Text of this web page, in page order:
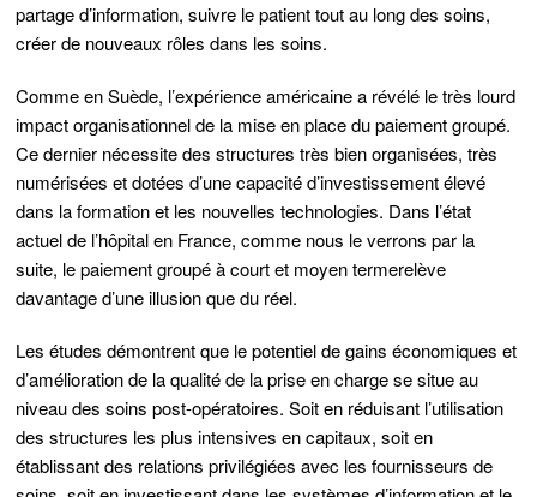
partage d’information,suivre le patient tout au long des soins,
créer de nouveaux rôles dans les soins.
Comme en Suède, l’expérience américaine a révélé le très lourd
impact organisationnel de la mise en place du paiement groupé.
Ce dernier nécessite des structures très bien organisées, très
numérisées et dotées d’une capacité d’investissement élevé
dans la formation et les nouvelles technologies. Dans l’état
actuel de l’hôpital en France, comme nous le verrons par la
suite, lepaiement groupé à court et moyen termerelève
davantage d’une illusion que du réel.
Les études démontrent que le potentiel de gains économiques et
d’amélioration de la qualité de la prise en charge se situeau
niveau des soins post-opératoires. Soit en réduisant l’utilisation
des structures les plus intensives en capitaux, soit en
établissant des relations privilégiées avec les fournisseurs de